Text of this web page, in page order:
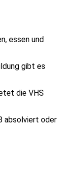
essen und
gibt es
die VHS
absolviert oder